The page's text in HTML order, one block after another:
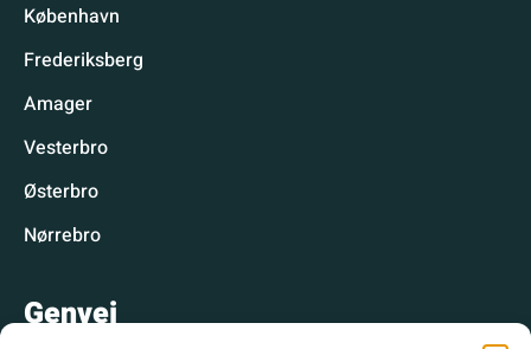
København
Frederiksberg
Amager
Vesterbro
Østerbro
Nørrebro
Genvej